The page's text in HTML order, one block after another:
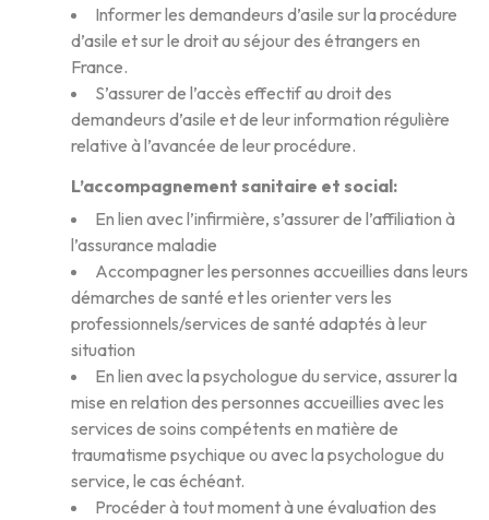
Informer les demandeurs d’asile sur la procédure
d’asile et sur le droit au séjour des étrangers en
France.
S’assurer de l’accès effectif au droit des
demandeurs d’asile et de leur information régulière
relative à l’avancée de leur procédure.
L’accompagnement sanitaire et social:
En lien avec l’infirmière, s’assurer de l’affiliation à
l’assurance maladie
Accompagner les personnes accueillies dans leurs
démarches de santé et les orienter vers les
professionnels/services de santé adaptés à leur
situation
En lien avec la psychologue du service, assurer la
mise en relation des personnes accueillies avec les
services de soins compétents en matière de
traumatisme psychique ou avec la psychologue du
service, le cas échéant.
Procéder à tout moment à une évaluation des